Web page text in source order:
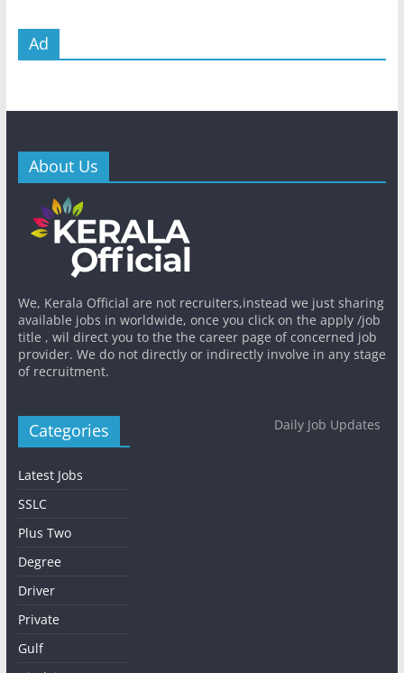
Ad
About Us
We, Kerala Official are not recruiters,instead we just sharing
available jobs in worldwide, once you click on the apply /job
title , wil direct you to the the career page of concerned job
provider. We do not directly or indirectly involve in any stage
of recruitment.
Categories
Latest Jobs
SSLC
Plus Two
Degree
Driver
Private
Gulf
Daily Job Updates